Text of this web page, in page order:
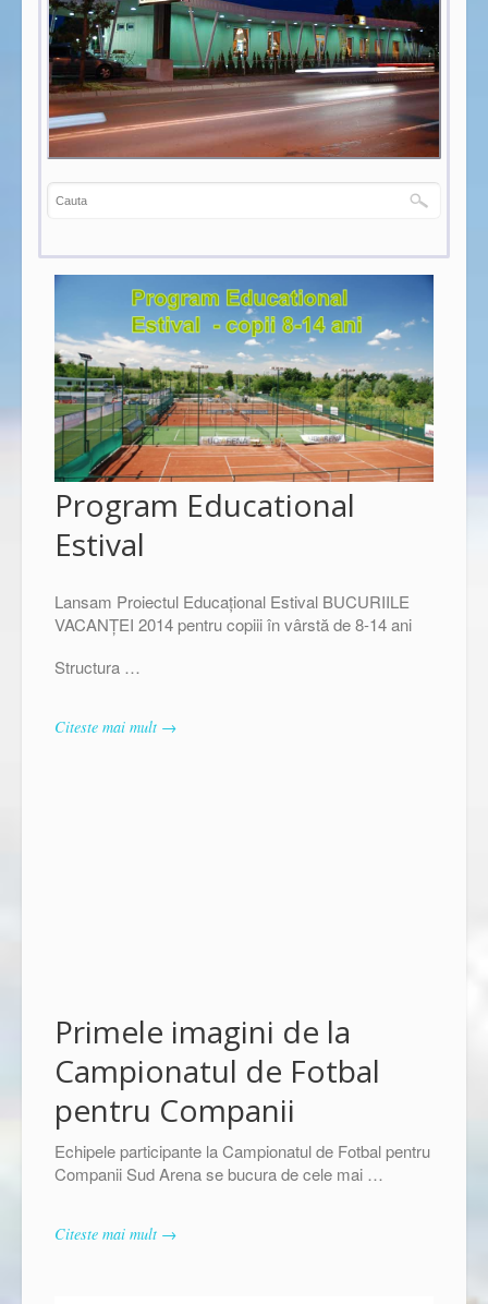
Program Educational
Estival
Lansam Proiectul Educaţional Estival BUCURIILE
VACANŢEI 2014 pentru copiii în vârstă de 8-14 ani
Structura …
Citeste mai mult →
Primele imagini de la
Campionatul de Fotbal
pentru Companii
Echipele participante la Campionatul de Fotbal pentru
Companii Sud Arena se bucura de cele mai …
Citeste mai mult →